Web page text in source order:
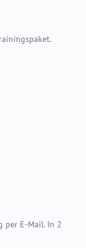
per E-Mail. In 2